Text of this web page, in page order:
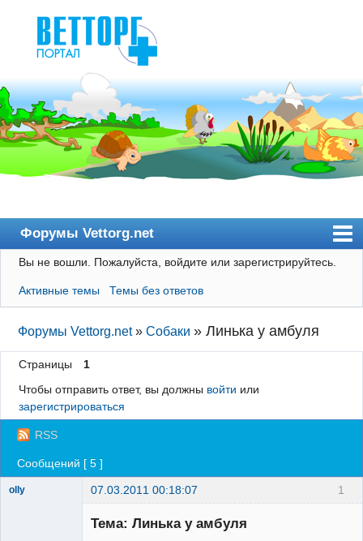
Форумы Vettorg.net
Главная
Пользователи
Правила
Поиск
Регистрация
Вход
Вы не вошли. Пожалуйста, войдите или зарегистрируйтесь.
Активные темы Темы без ответов
Форумы Vettorg.net »Собаки »Линька у амбуля
Страницы
1
Чтобы отправить ответ, вы должны войти или
зарегистрироваться
RSS
Сообщений [ 5 ]
1
olly 07.03.2011 00:18:07
Зарегистрированный
Тема: Линька у амбуля